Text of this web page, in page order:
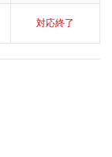
対応終了